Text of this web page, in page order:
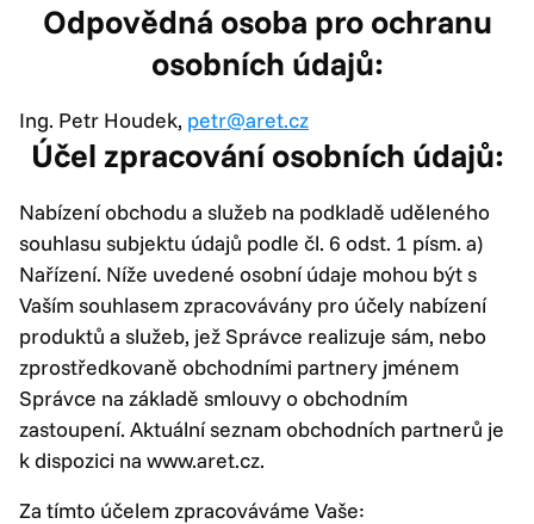
Odpovědná osoba pro ochranu
osobních údajů:
Ing. Petr Houdek, petr@aret.cz
Účel zpracování osobních údajů:
Nabízení obchodu a služeb na podkladě uděleného
souhlasu subjektu údajů podle čl. 6 odst. 1 písm. a)
Nařízení. Níže uvedené osobní údaje mohou být s
Vaším souhlasem zpracovávány pro účely nabízení
produktů a služeb, jež Správce realizuje sám, nebo
zprostředkovaně obchodními partnery jménem
Správce na základě smlouvy o obchodním
zastoupení. Aktuální seznam obchodních partnerů je
k dispozici na www.aret.cz.
Za tímto účelem zpracováváme Vaše: